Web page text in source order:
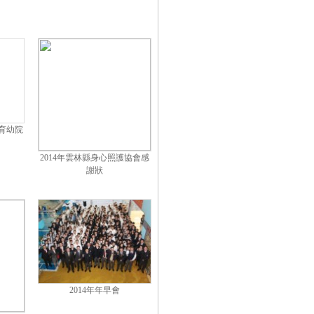
幼院
2014年雲林縣身心照護協會感
謝狀
2014年年早會